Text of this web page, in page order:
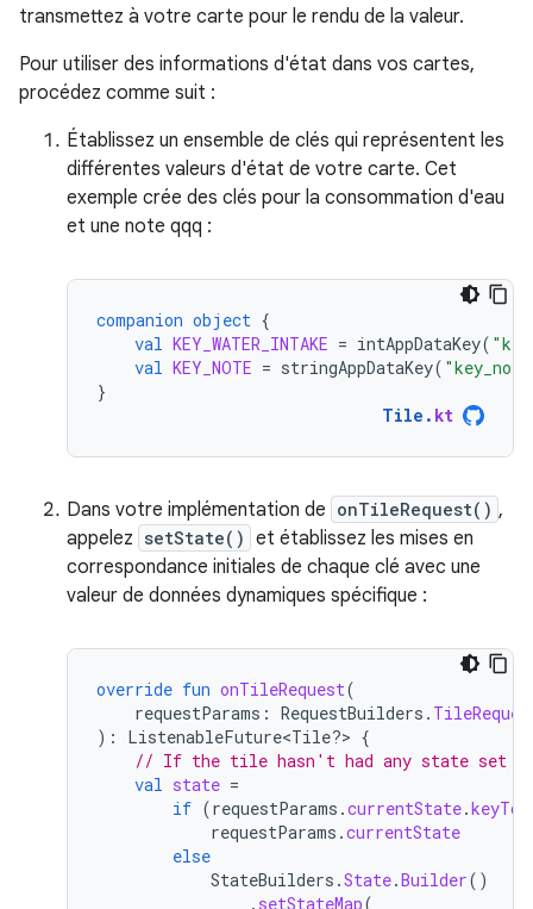
transmettez à votre carte pour le rendu de la valeur.
Pour utiliser des informations d'état dans vos cartes,
procédez comme suit :
Établissez un ensemble de clés qui représentent les
différentes valeurs d'état de votre carte. Cet
exemple crée des clés pour la consommation d'eau
et une note qqq :
companion object {
val KEY_WATER_INTAKE = intAppDataKey(
val KEY_NOTE = stringAppDataKey(
}
Tile . kt
Dans votre implémentation de onTileRequest() ,
appelez setState() et établissez les mises en
correspondance initiales de chaque clé avec une
valeur de données dynamiques spécifique :
override fun onTileRequest(
requestParams : RequestBuilders .
):
ListenableFuture<Tile?> {
// If the tile hasn't had any state set
val state =
if (requestParams .currentState.
requestParams .currentState
else
StateBuilders .State.Builder()
. setStateMap(